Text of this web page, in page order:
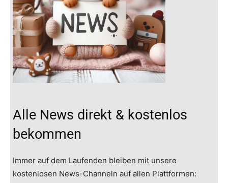
Alle News direkt & kostenlos
bekommen
Immer auf dem Laufenden bleiben mit unsere
kostenlosen News-Channeln auf allen Plattformen: